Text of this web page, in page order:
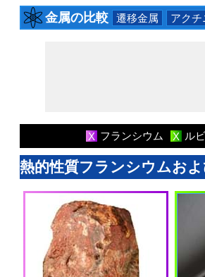
金属の比較 遷移金属 アクチ
X フランシウム X ル
熱的性質フランシウムお